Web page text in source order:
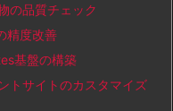
の品質チェック
精度改善
基盤の構築
トサイトのカスタマイズ